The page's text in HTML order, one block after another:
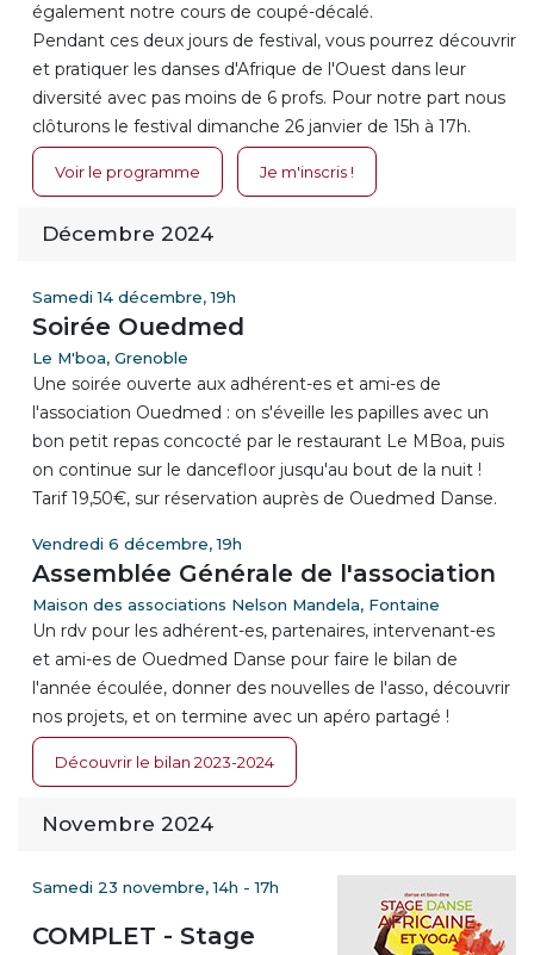
également notre cours de coupé-décalé.
Pendant ces deux jours de festival, vous pourrez découvrir
et pratiquer les danses d'Afrique de l'Ouest dans leur
diversité avec pas moins de 6 profs. Pour notre part nous
clôturons le festival dimanche 26 janvier de 15h à 17h.
Voir le programme Je m'inscris !
Décembre 2024
Samedi 14 décembre, 19h
Soirée Ouedmed
Le M'boa, Grenoble
Une soirée ouverte aux adhérent-es et ami-es de
l'association Ouedmed : on s'éveille les papilles avec un
bon petit repas concocté par le restaurant Le MBoa, puis
on continue sur le dancefloor jusqu'au bout de la nuit !
Tarif 19,50€, sur réservation auprès de Ouedmed Danse.
Vendredi 6 décembre, 19h
Assemblée Générale de l'association
Maison des associations Nelson Mandela, Fontaine
Un rdv pour les adhérent-es, partenaires, intervenant-es
et ami-es de Ouedmed Danse pour faire le bilan de
l'année écoulée, donner des nouvelles de l'asso, découvrir
nos projets, et on termine avec un apéro partagé !
Découvrir le bilan 2023-2024
Novembre 2024
Samedi 23 novembre, 14h - 17h
COMPLET - Stage